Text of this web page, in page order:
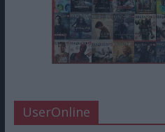
UserOnline